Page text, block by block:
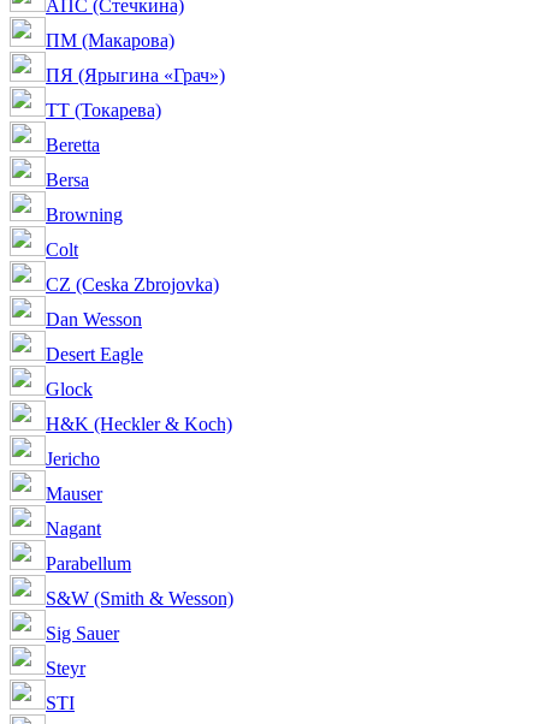
АПС (Стечкина)
ПМ (Макарова)
ПЯ (Ярыгина «Грач»)
ТТ (Токарева)
Beretta
Bersa
Browning
Colt
CZ (Ceska Zbrojovka)
Dan Wesson
Desert Eagle
Glock
H&K (Heckler & Koch)
Jericho
Mauser
Nagant
Parabellum
S&W (Smith & Wesson)
Sig Sauer
Steyr
STI